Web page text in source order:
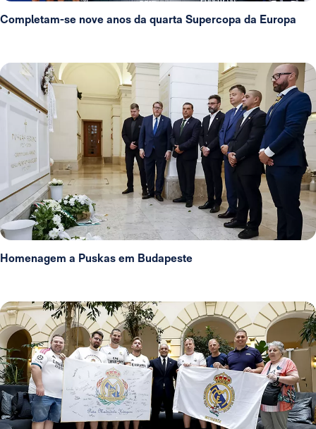
Completam-se nove anos da quarta Supercopa da Europa
Homenagem a Puskas em Budapeste